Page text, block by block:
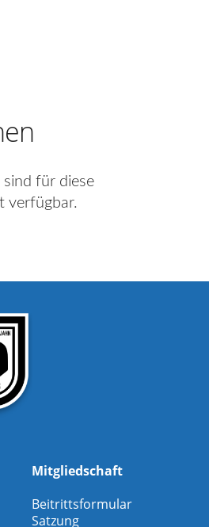
für diese
verfügbar.
Mitgliedschaft
Beitrittsformular
Satzung